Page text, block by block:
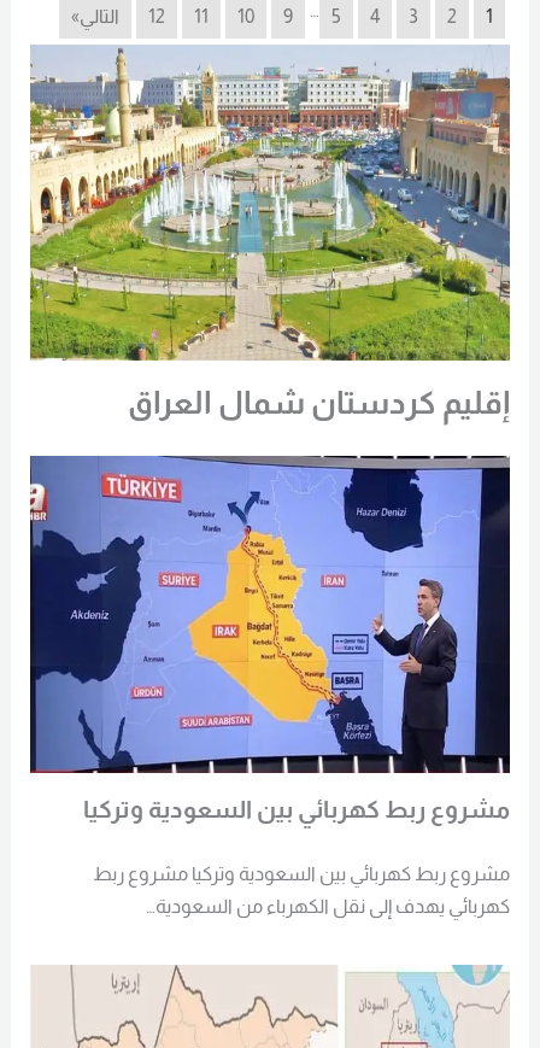
1
2
3
4
5
…
9
10
11
12 التالي»
إقليم كردستان شمال العراق
مشروع ربط كهربائي بين السعودية وتركيا
مشروع ربط كهربائي بين السعودية وتركيا مشروع ربط
كهربائي يهدف إلى نقل الكهرباء من السعودية…